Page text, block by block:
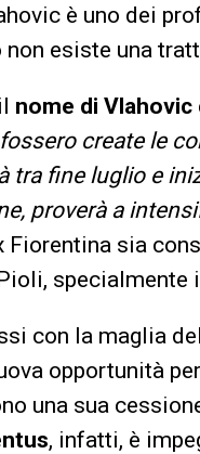
è uno dei
esiste una
nome di Vlahovic
fossero create le
tra fine luglio e
proverà a
Fiorentina sia
specialmente
con la maglia
opportunità
una sua
, infatti, è